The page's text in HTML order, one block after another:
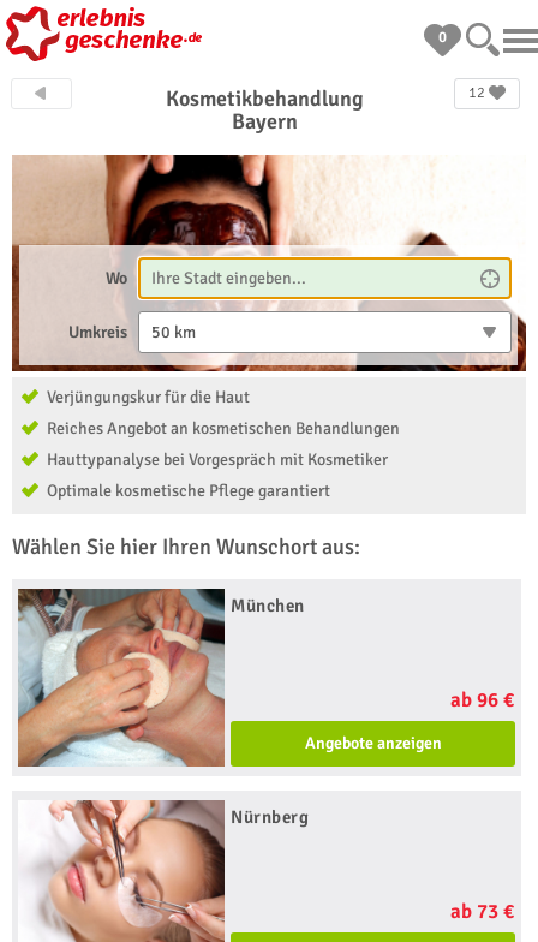
0
12
Kosmetikbehandlung
Bayern
Wo
Umkreis 50 km
Verjüngungskur für die Haut
Reiches Angebot an kosmetischen Behandlungen
Hauttypanalyse bei Vorgespräch mit Kosmetiker
Optimale kosmetische Pflege garantiert
Wählen Sie hier Ihren Wunschort aus:
München
ab 96 €
Angebote anzeigen
Nürnberg
ab 73 €